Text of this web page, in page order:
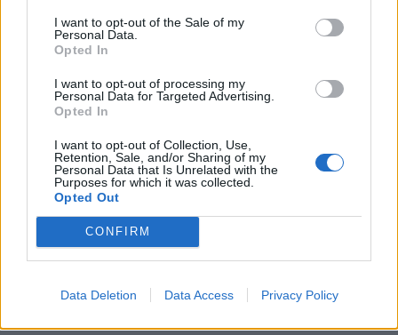
I want to opt-out of the Sale of my
Personal Data.
Opted In
I want to opt-out of processing my
Personal Data for Targeted Advertising.
Opted In
I want to opt-out of Collection, Use,
Retention, Sale, and/or Sharing of my
Personal Data that Is Unrelated with the
Purposes for which it was collected.
Opted Out
CONFIRM
Data Deletion Data Access Privacy Policy
Ταϊρί: «Να φέρουμε ένα πρωτάθλημα πίσω στον ΠΑΟΚ» (vid)
Περιστέρι: Νέα προσθήκη ο
Τζέιλεν Φιντς (video)
τίμημα για το 60% του